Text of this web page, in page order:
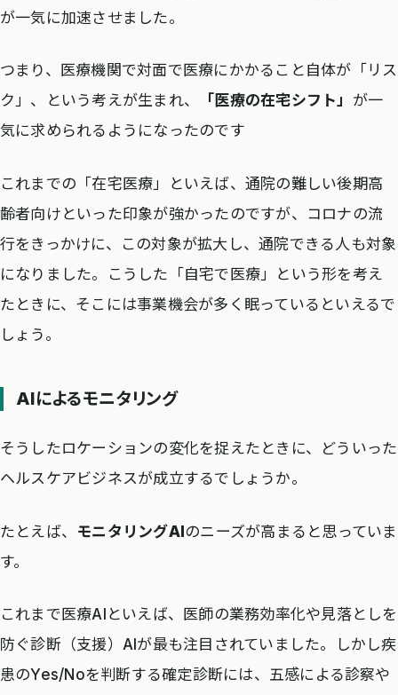
が一気に加速させました。
つまり、医療機関で対面で医療にかかること自体が「リス
ク」、という考えが生まれ、
「医療の在宅シフト」 が一
気に求められるようになったのです
これまでの「在宅医療」といえば、通院の難しい後期高
齢者向けといった印象が強かったのですが、コロナの流
行をきっかけに、この対象が拡大し、通院できる人も対象
になりました。こうした「自宅で医療」という形を考え
たときに、そこには事業機会が多く眠っているといえるで
しょう。
AIによるモニタリング
そうしたロケーションの変化を捉えたときに、どういった
ヘルスケアビジネスが成立するでしょうか。
たとえば、 モニタリングAIのニーズが高まると思っていま
す。
これまで医療AIといえば、医師の業務効率化や見落としを
防ぐ診断（支援）AIが最も注目されていました。しかし疾
患のYes/Noを判断する確定診断には、五感による診察や